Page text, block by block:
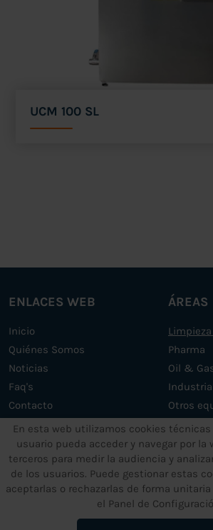
UCM 100 SL
En esta web utilizamos cookies
usuario pueda acceder y navegar por la
terceros para medir la audiencia y
de los usuarios. Puede gestionar estas
aceptarlas o rechazarlas de forma
el Panel de
ENLACES WEB
Inicio
Quiénes Somos
Noticias
Faq's
Contacto
ÁREAS
Pharma
Oil &
Otros
Servicios
OTROS SERVICIOS
Soporte y mantenimiento
Máquinas de ultrasonidos a
Aviso
Política